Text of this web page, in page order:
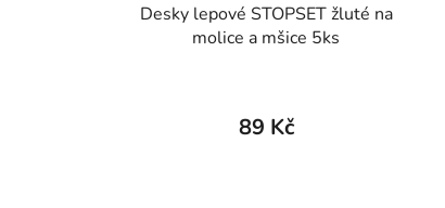
Desky lepové STOPSET žluté na
molice a mšice 5ks
89 Kč